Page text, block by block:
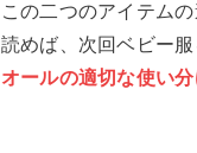
の二つのアイテム
めば、次回ベビー服
ールの適切な使い